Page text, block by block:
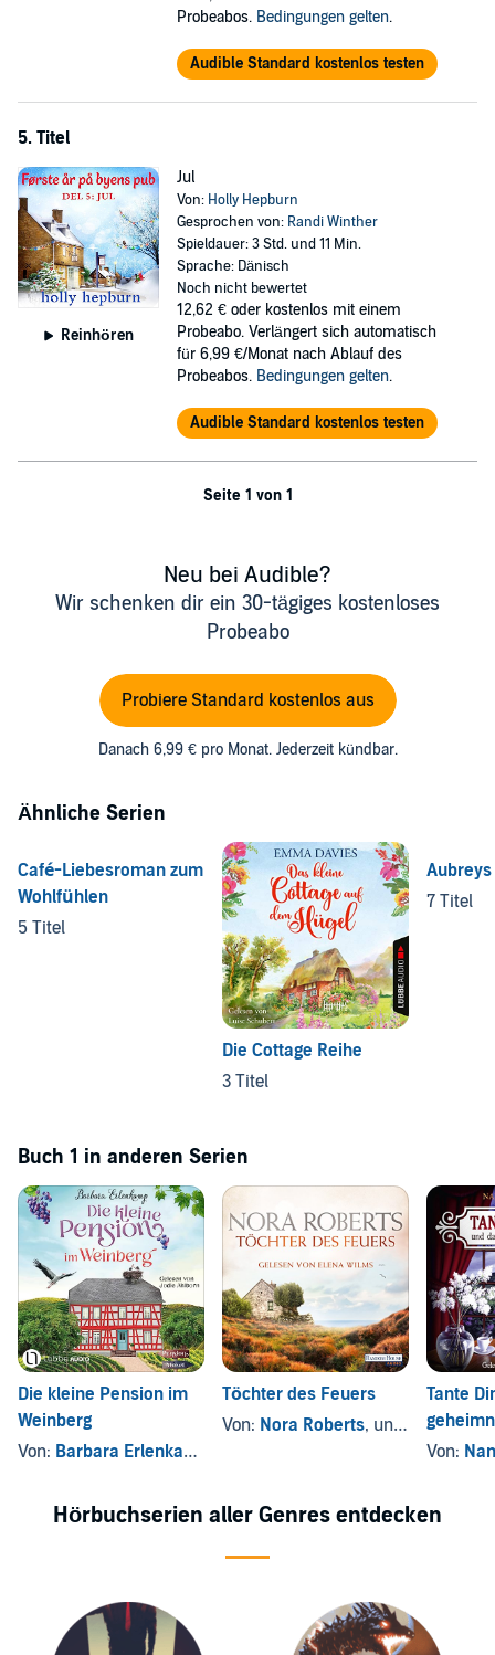
Probeabos. Bedingungen gelten.
Audible Standard kostenlos testen
5. Titel
Reinhören
Jul
Von: Holly Hepburn
Gesprochen von: Randi Winther
Spieldauer: 3 Std. und 11 Min.
Sprache: Dänisch
Noch nicht bewertet
12,62 € oder kostenlos mit einem
Probeabo. Verlängert sich automatisch
für 6,99 €/Monat nach Ablauf des
Probeabos. Bedingungen gelten.
Audible Standard kostenlos testen
Seite 1 von 1
Neu bei Audible?
Wir schenken dir ein 30-tägiges kostenloses
Probeabo
Probiere Standard kostenlos aus
Danach 6,99 € pro Monat. Jederzeit kündbar.
Ähnliche Serien
Café-Liebesroman zum
Wohlfühlen
5 Titel
Die Cottage Reihe
3 Titel
Aubreys
7 Titel
Buch 1 in anderen Serien
Die kleine Pension im
Weinberg
Von: Barbara Erlenkamp
Töchter des Feuers
Von: Nora Roberts, und andere
Tante
Von:
Hörbuchserien aller Genres entdecken